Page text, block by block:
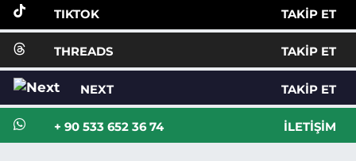
TIKTOK TAKIP ET
THREADS TAKIP ET
NEXT TAKIP ET
+ 90 533 652 36 74 İLETIŞIM